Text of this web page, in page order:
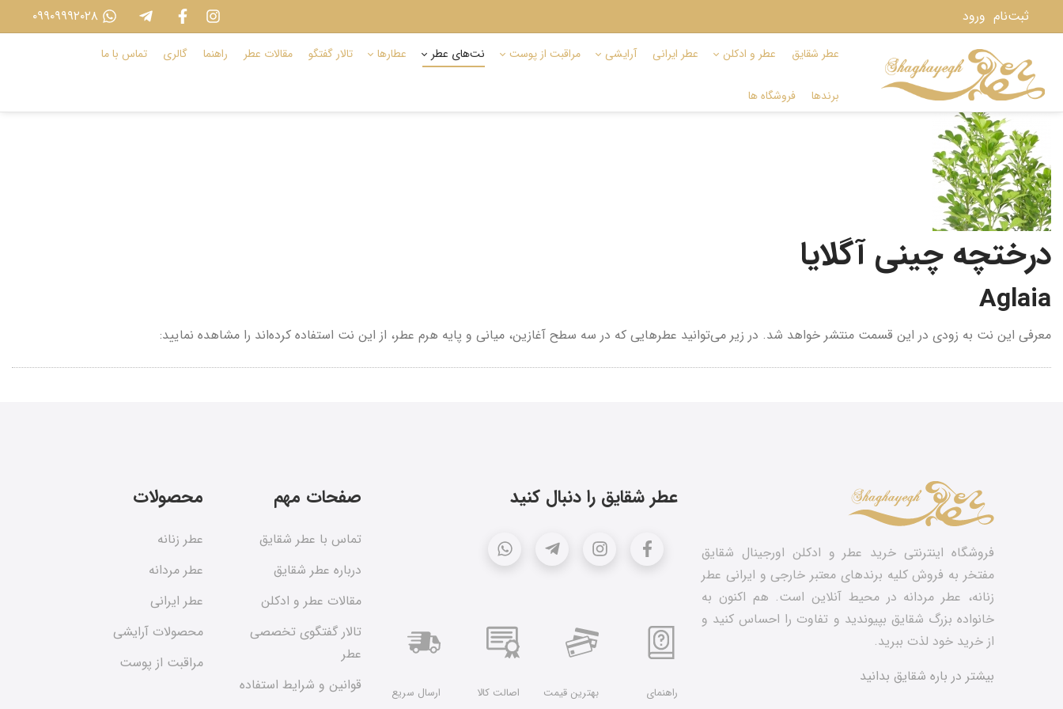
ثبت‌نام ورود
عطر شقایق عطر و ادکلن عطر ایرانی آرایشی مراقبت از پوست نت‌های عطر عطارها تالار گفتگو مقالات عطر راهنما گالری تماس با ما
برندها فروشگاه ها
درختچه چینی آگلایا
Aglaia
معرفی این نت به زودی در این قسمت منتشر خواهد شد. در زیر می‌توانید عطرهایی که در سه سطح آغازین، میانی و پایه هرم عطر، از این نت استفاده کرده‌اند را مشاهده نمایید:
فروشگاه اینترنتی خرید عطر و ادکلن اورجینال شقایق
مفتخر به فروش کلیه برندهای معتبر خارجی و ایرانی عطر
زنانه، عطر مردانه در محیط آنلاین است. هم‌ اکنون به
خانواده بزرگ شقایق بپیوندید و تفاوت را احساس کنید و
از خرید خود لذت ببرید.
بیشتر در باره شقایق بدانید
عطر شقایق را دنبال کنید
راهنمای
بهترین قیمت اصالت کالا ارسال سریع
صفحات مهم
تماس با عطر شقایق
درباره عطر شقایق
مقالات عطر و ادکلن
تالار گفتگوی تخصصی
عطر
قوانین و شرایط استفاده
محصولات
عطر زنانه
عطر مردانه
عطر ایرانی
محصولات آرایشی
مراقبت از پوست